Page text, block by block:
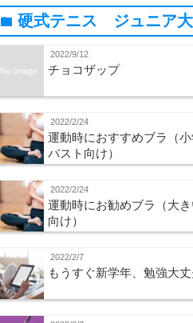
folder 硬式テニス ジュニア
No Image
2022/9/12
チョコザップ
2022/2/24
運動時におすすめブラ（
バスト向け）
2022/2/24
運動時にお勧めブラ（大
向け）
2022/2/7
もうすぐ新学年、勉強大丈